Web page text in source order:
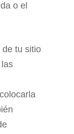
o el
de tu sitio